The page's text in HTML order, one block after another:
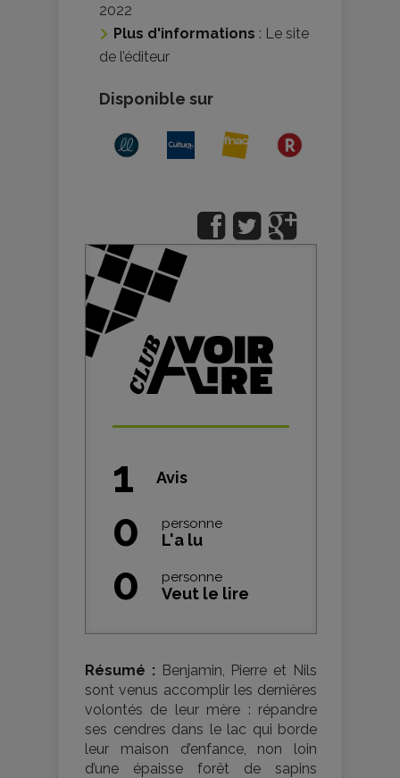
2022
Plus d'informations : Le site
de l’éditeur
Disponible sur
1 Avis
0 personne
L'a lu
0 personne
Veut le lire
Résumé : Benjamin, Pierre et Nils
sont venus accomplir les dernières
volontés de leur mère : répandre
ses cendres dans le lac qui borde
leur maison d’enfance, non loin
d’une épaisse forêt de sapins